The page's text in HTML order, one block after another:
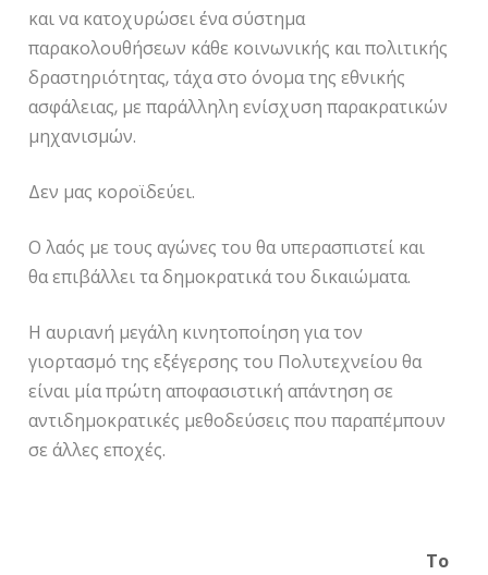
και να κατοχυρώσει ένα σύστημα
παρακολουθήσεων κάθε κοινωνικής και πολιτικής
δραστηριότητας, τάχα στο όνομα της εθνικής
ασφάλειας, με παράλληλη ενίσχυση παρακρατικών
μηχανισμών.
Δεν μας κοροϊδεύει.
Ο λαός με τους αγώνες του θα υπερασπιστεί και
θα επιβάλλει τα δημοκρατικά του δικαιώματα.
Η αυριανή μεγάλη κινητοποίηση για τον
γιορτασμό της εξέγερσης του Πολυτεχνείου θα
είναι μία πρώτη αποφασιστική απάντηση σε
αντιδημοκρατικές μεθοδεύσεις που παραπέμπουν
σε άλλες εποχές.
Το